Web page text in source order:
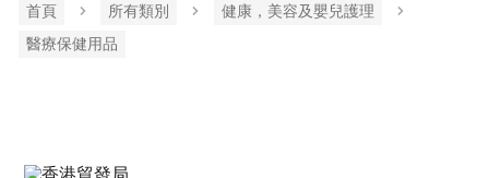
首頁 所有類別
健康，美容及嬰兒護理
醫療保健用品